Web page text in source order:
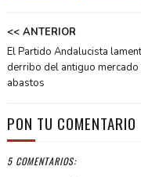
<< ANTERIOR
El Partido Andalucista
derribo del antiguo mercado
abastos
PON TU COMENTARIO
5 COMENTARIOS: